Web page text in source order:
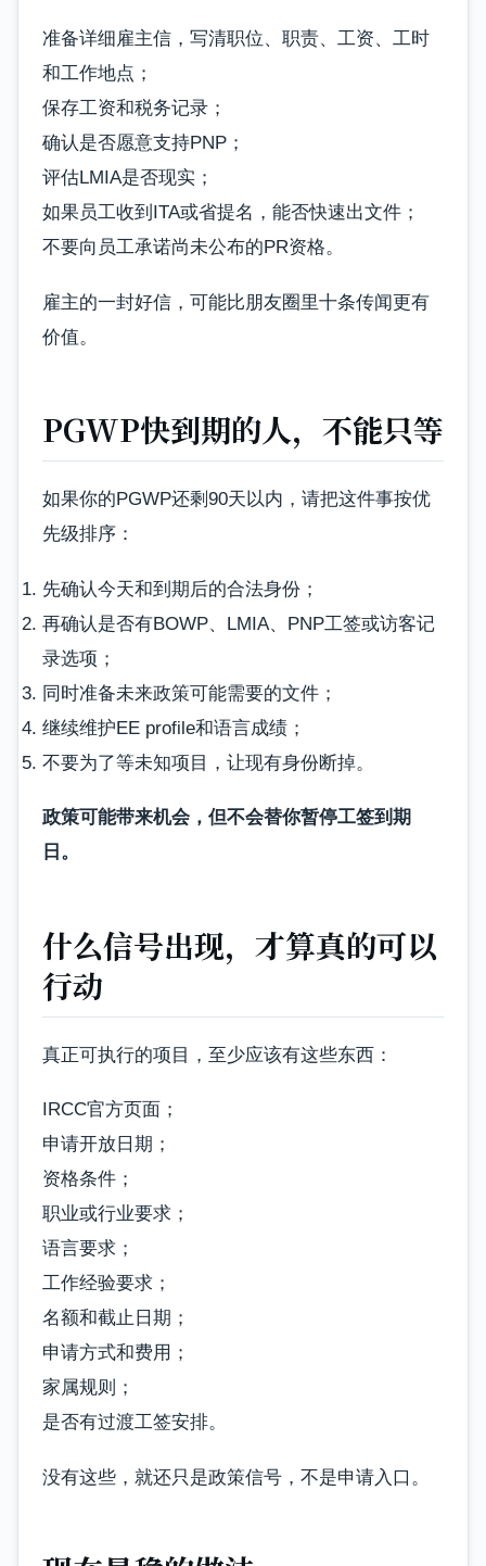
准备详细雇主信，写清职位、职责、工资、工时
和工作地点；
保存工资和税务记录；
确认是否愿意支持PNP；
评估LMIA是否现实；
如果员工收到ITA或省提名，能否快速出文件；
不要向员工承诺尚未公布的PR资格。
雇主的一封好信，可能比朋友圈里十条传闻更有
价值。
PGWP快到期的人，不能只等
如果你的PGWP还剩90天以内，请把这件事按优
先级排序：
先确认今天和到期后的合法身份；
再确认是否有BOWP、LMIA、PNP工签或访客记
录选项；
同时准备未来政策可能需要的文件；
继续维护EE profile和语言成绩；
不要为了等未知项目，让现有身份断掉。
政策可能带来机会，但不会替你暂停工签到期
日。
什么信号出现，才算真的可以
行动
真正可执行的项目，至少应该有这些东西：
IRCC官方页面；
申请开放日期；
资格条件；
职业或行业要求；
语言要求；
工作经验要求；
名额和截止日期；
申请方式和费用；
家属规则；
是否有过渡工签安排。
没有这些，就还只是政策信号，不是申请入口。